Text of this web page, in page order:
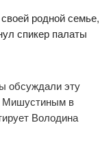
родной семье,
спикер палаты
обсуждали эту
Мишустиным в
Володина